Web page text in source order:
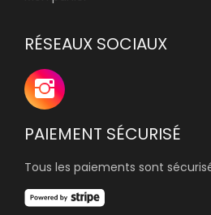
RÉSEAUX SOCIAUX
PAIEMENT SÉCURISÉ
Tous les paiements sont